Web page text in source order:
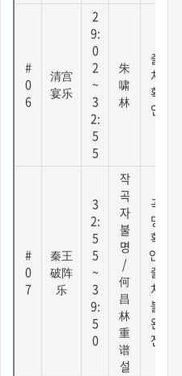
#
0
6
清宫
宴乐
2
9:
0
2
~
3
2:
5
5
朱
啸
林
출
처
확
인
#
0
7
秦王
破阵
乐
3
2:
5
5
~
3
9:
5
0
작
곡
자
불
명
/
何
昌
林
重
谱
설
곡
명
확
인,
출
처
불
완
전